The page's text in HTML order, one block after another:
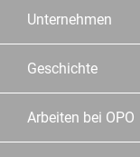
Unternehmen
Geschichte
Arbeiten bei OPO